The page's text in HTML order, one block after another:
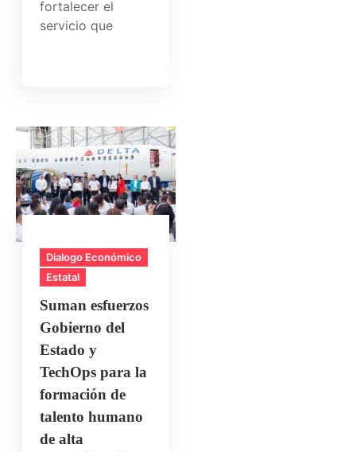
fortalecer el
servicio que
Dialogo Económico
Estatal
Suman esfuerzos
Gobierno del
Estado y
TechOps para la
formación de
talento humano
de alta